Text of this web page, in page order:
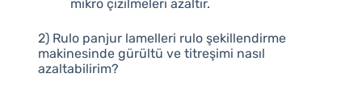
mikro çizilmeleri azaltır.
2) Rulo panjur lamelleri rulo şekillendirme
makinesinde gürültü ve titreşimi nasıl
azaltabilirim?